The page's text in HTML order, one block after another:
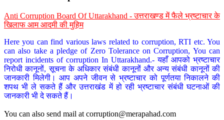
Anti Corruption Board Of Uttarakhand - उत्तराखण्ड में फैले भ्रष्टाचार के
खिलाफ आम आदमी की मुहिम
Here you can find various laws related to corruption, RTI etc. You
can also take a pledge of Zero Tolerance on Corruption, You can
report incidents of corruption In Uttarakhand.- यहाँ आपको भ्रष्टाचार
निरोधी कानूनों, सूचना के अधिकार संबंधी कानूनों और अन्य संबंधी कानूनों की
जानकारी मिलेगी। आप अपने जीवन से भ्रष्टाचार को पूर्णतया निकालने की
शपथ भी ले सकते हैं और उत्तराखंड में हो रही भ्रष्टाचार संबंधी घटनाओं की
जानकारी भी दे सकते हैं।
You can also send mail at corruption@merapahad.com